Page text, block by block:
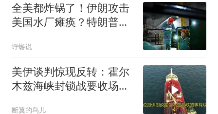
全美都炸锅了！伊朗攻击
美国水厂瘫痪？特朗普却
蜉蝣说
美伊谈判惊现反转：霍尔
木兹海峡封锁战要收场，
断翼的鸟儿